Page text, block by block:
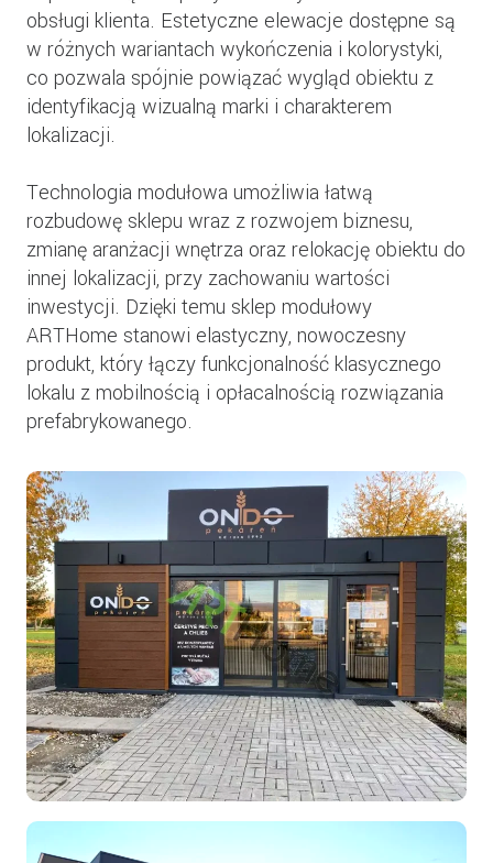
obsługi klienta. Estetyczne elewacje dostępne są
w różnych wariantach wykończenia i kolorystyki,
co pozwala spójnie powiązać wygląd obiektu z
identyfikacją wizualną marki i charakterem
lokalizacji.
Technologia modułowa umożliwia łatwą
rozbudowę sklepu wraz z rozwojem biznesu,
zmianę aranżacji wnętrza oraz relokację obiektu do
innej lokalizacji, przy zachowaniu wartości
inwestycji. Dzięki temu sklep modułowy
ARTHome stanowi elastyczny, nowoczesny
produkt, który łączy funkcjonalność klasycznego
lokalu z mobilnością i opłacalnością rozwiązania
prefabrykowanego.